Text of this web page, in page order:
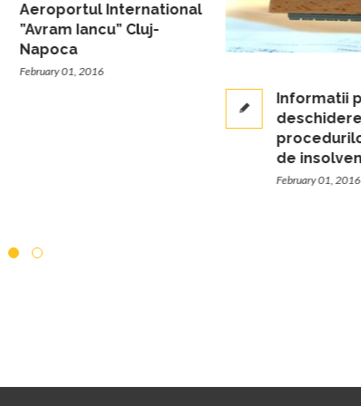
International
Iancu” Cluj-
01, 2016
Informatii privind
deschiderea
procedurilor
de insolventa
February 01, 2016